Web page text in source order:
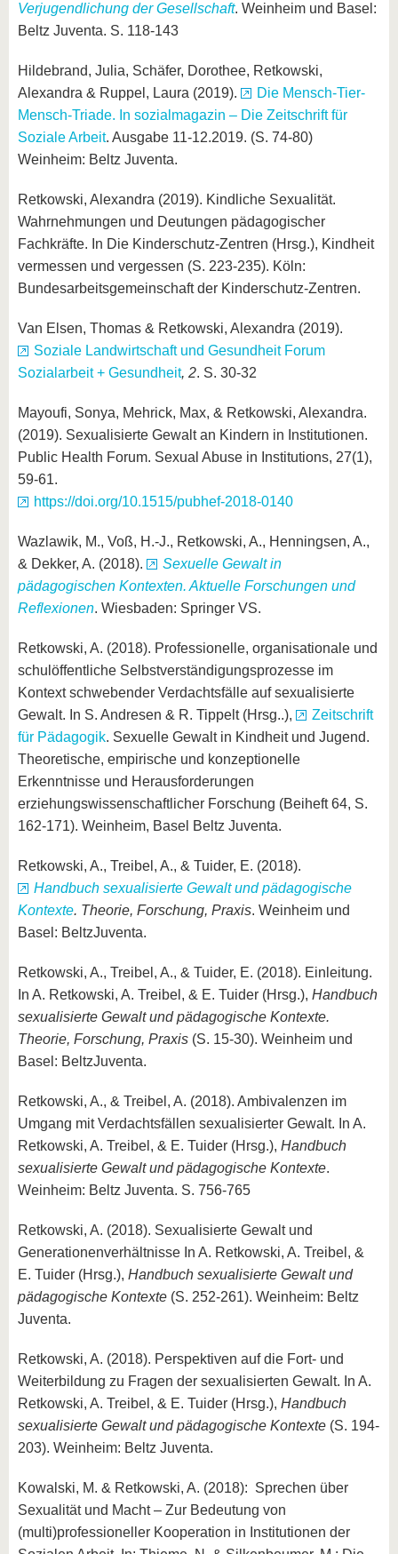
Verjugendlichung der Gesellschaft. Weinheim und Basel:
Beltz Juventa. S. 118-143
Hildebrand, Julia, Schäfer, Dorothee, Retkowski,
Alexandra & Ruppel, Laura (2019).
Die Mensch-Tier-
Mensch-Triade. In sozialmagazin – Die Zeitschrift für
Soziale Arbeit. Ausgabe 11-12.2019. (S. 74-80)
Weinheim: Beltz Juventa.
Retkowski, Alexandra (2019). Kindliche Sexualität.
Wahrnehmungen und Deutungen pädagogischer
Fachkräfte. In Die Kinderschutz-Zentren (Hrsg.), Kindheit
vermessen und vergessen (S. 223-235). Köln:
Bundesarbeitsgemeinschaft der Kinderschutz-Zentren.
Van Elsen, Thomas & Retkowski, Alexandra (2019).
Soziale Landwirtschaft und Gesundheit Forum
Sozialarbeit + Gesundheit, 2. S. 30-32
Mayoufi, Sonya, Mehrick, Max, & Retkowski, Alexandra.
(2019). Sexualisierte Gewalt an Kindern in Institutionen.
Public Health Forum. Sexual Abuse in Institutions, 27(1),
59-61.
https://doi.org/10.1515/pubhef-2018-0140
Wazlawik, M., Voß, H.-J., Retkowski, A., Henningsen, A.,
& Dekker, A. (2018).
Sexuelle Gewalt in
pädagogischen Kontexten. Aktuelle Forschungen und
Reflexionen. Wiesbaden: Springer VS.
Retkowski, A. (2018). Professionelle, organisationale und
schulöffentliche Selbstverständigungsprozesse im
Kontext schwebender Verdachtsfälle auf sexualisierte
Gewalt. In S. Andresen & R. Tippelt (Hrsg..),
Zeitschrift
für Pädagogik. Sexuelle Gewalt in Kindheit und Jugend.
Theoretische, empirische und konzeptionelle
Erkenntnisse und Herausforderungen
erziehungswissenschaftlicher Forschung (Beiheft 64, S.
162-171). Weinheim, Basel Beltz Juventa.
Retkowski, A., Treibel, A., & Tuider, E. (2018).
Handbuch sexualisierte Gewalt und pädagogische
Kontexte. Theorie, Forschung, Praxis. Weinheim und
Basel: BeltzJuventa.
Retkowski, A., Treibel, A., & Tuider, E. (2018). Einleitung.
In A. Retkowski, A. Treibel, & E. Tuider (Hrsg.), Handbuch
sexualisierte Gewalt und pädagogische Kontexte.
Theorie, Forschung, Praxis (S. 15-30). Weinheim und
Basel: BeltzJuventa.
Retkowski, A., & Treibel, A. (2018). Ambivalenzen im
Umgang mit Verdachtsfällen sexualisierter Gewalt. In A.
Retkowski, A. Treibel, & E. Tuider (Hrsg.), Handbuch
sexualisierte Gewalt und pädagogische Kontexte.
Weinheim: Beltz Juventa. S. 756-765
Retkowski, A. (2018). Sexualisierte Gewalt und
Generationenverhältnisse In A. Retkowski, A. Treibel, &
E. Tuider (Hrsg.), Handbuch sexualisierte Gewalt und
pädagogische Kontexte (S. 252-261). Weinheim: Beltz
Juventa.
Retkowski, A. (2018). Perspektiven auf die Fort- und
Weiterbildung zu Fragen der sexualisierten Gewalt. In A.
Retkowski, A. Treibel, & E. Tuider (Hrsg.), Handbuch
sexualisierte Gewalt und pädagogische Kontexte (S. 194-
203). Weinheim: Beltz Juventa.
Kowalski, M. & Retkowski, A. (2018): Sprechen über
Sexualität und Macht – Zur Bedeutung von
(multi)professioneller Kooperation in Institutionen der